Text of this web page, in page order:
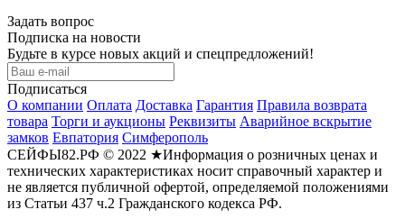
Задать вопрос
Подписка на новости
Будьте в курсе новых акций и спецпредложений!
Подписаться
О компании Оплата Доставка Гарантия Правила возврата
товара Торги и аукционы Реквизиты Аварийное вскрытие
замков Евпатория Симферополь
СЕЙФЫ82.РФ © 2022 ★Информация о розничных ценах и
технических характеристиках носит справочный характер и
не является публичной офертой, определяемой положениями
из Статьи 437 ч.2 Гражданского кодекса РФ.